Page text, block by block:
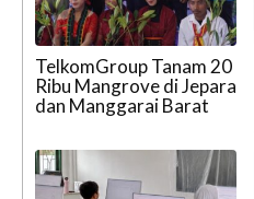
TelkomGroup Tanam 20
Ribu Mangrove di Jepara
dan Manggarai Barat